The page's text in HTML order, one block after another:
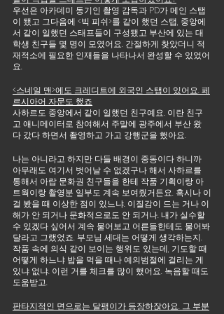
우선은 아카데미 동기인 촬영 감독과 PD가 메인 스탭
이 됐고 그다음에 <빅 피쉬>를 같이 했던 스탭, 중앙에
서 같이 일했던 스태프들이 구성됐고 부산에 있는 대
학생 친구들 몇 명이 모였어요. 간절하게 찾았더니 적
재적소에 필요한 인재들을 나타나서 완성할 수 있었어
요.
<스네일 맨>에도 크레디트에 외국인 스탭이 있어요. 페
르시아어 자문도 했죠
사하르도 중앙에서 같이 일했던 친구예요. 이란 친구
고 애니메이터로 참여해서 주말에 광주에서 부산 왔
다 갔다 하면서 촬영하고 가고 강행군을 했아요.
나는 아니라고 하지만 다들 배경이 중동이다 하니까
아무래도 여기서 벗어날 수 없겠구나 해서 사하르를
통해서 아랍 문화권 친구들을 한테 작품 기획이랑 아
트웍이랑 촬영분 일부도 계속 보여줬거든요. 혹시나 이
걸 봤을 때 이상한 점이 있느냐. 이질감이 드는 거나 이
해가 안 되거나 문화적으로도 안 되거나. 내가 실수할
수 있겠다 싶어서 계속 물어보고 어른들한테도 물어봐
달라고 그랬었죠. 부모님 세대는 어떻게 생각하는지.
작품 속에 의식 같이 보이는 행위도 있는데, 기도할 때
어떻게 하느냐 밥을 먹을 때나 예의범절에 걸리는 게
있냐 없냐. 이런 거를 체크를 많이 했어요. 녹음할 때도
도움받고.
판타지적인 면으로는 달팽이가 등장하잖아요. 그 부분